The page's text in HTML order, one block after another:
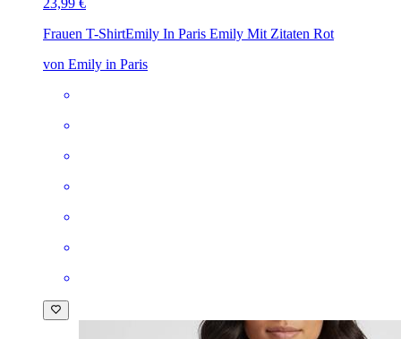
Frauen T-ShirtEmily In Paris Emily Mit Zitaten Rot
von Emily in Paris